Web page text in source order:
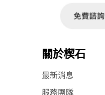
關於楔石
最新消息
服務團隊